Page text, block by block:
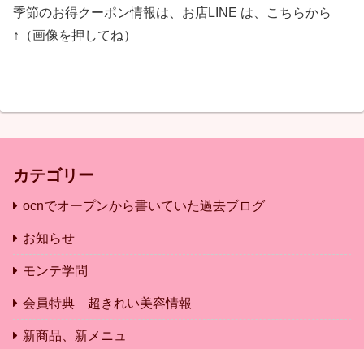
季節のお得クーポン情報は、お店LINE は、こちらから
↑（画像を押してね）
カテゴリー
ocnでオープンから書いていた過去ブログ
お知らせ
モンテ学問
会員特典 超きれい美容情報
新商品、新メニュ